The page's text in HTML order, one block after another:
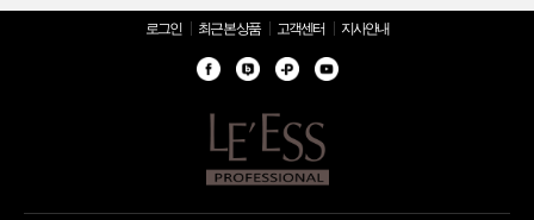
로그인 최근 본 상품 고객센터 지사안내